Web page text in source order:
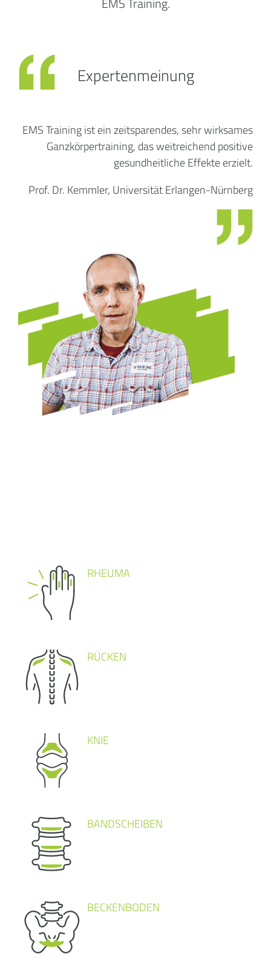
EMS Training ist ein zeitsparendes, sehr wirksames
Ganzkörpertraining, das weitreichend positive
gesundheitliche Effekte erzielt.
Prof. Dr. Kemmler, Universität Erlangen-Nürnberg
Expertenmeinung
RHEUMA
RÜCKEN
KNIE
BANDSCHEIBEN
BECKENBODEN